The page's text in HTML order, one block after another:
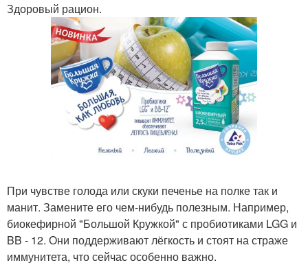
Здоровый рацион.
При чувстве голода или скуки печенье на полке так и
манит. Замените его чем-нибудь полезным. Например,
биокефирной "Большой Кружкой" с пробиотиками LGG и
BB - 12. Они поддерживают лёгкость и стоят на страже
иммунитета, что сейчас особенно важно.